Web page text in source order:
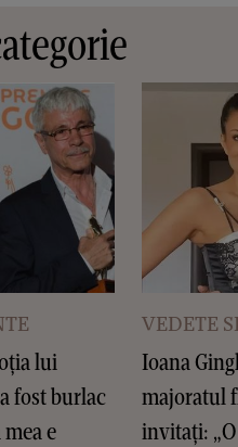
lui
fost burlac
e
VEDETE
Ioana
majoratul
invitați: